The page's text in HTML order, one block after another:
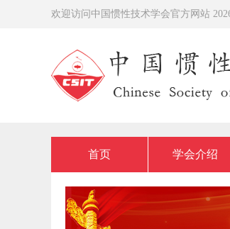
欢迎访问中国惯性技术学会官方网站
首页 学会介绍